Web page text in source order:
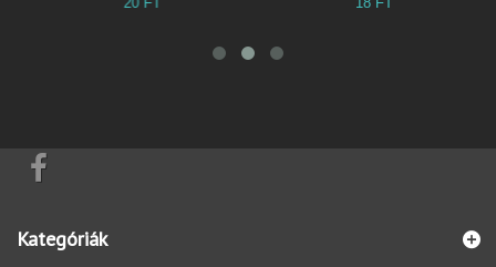
Kategóriák